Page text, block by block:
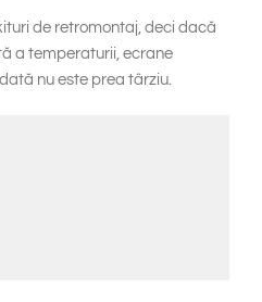
de retromontaj, deci dacă
a temperaturii, ecrane
nu este prea târziu.